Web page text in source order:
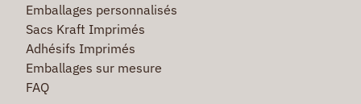
Emballages personnalisés
Sacs Kraft Imprimés
Adhésifs Imprimés
Emballages sur mesure
FAQ